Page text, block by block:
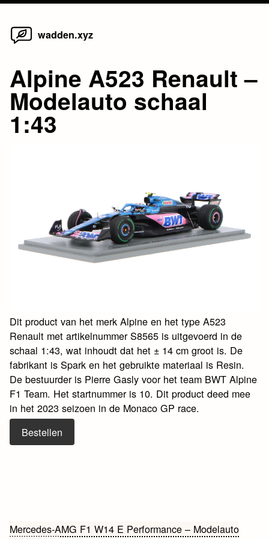
Skip
wadden.xyz
Alpine A523 Renault –
Modelauto schaal
1:43
Dit product van het merk Alpine en het type A523
Renault met artikelnummer S8565 is uitgevoerd in de
schaal 1:43, wat inhoudt dat het ± 14 cm groot is. De
fabrikant is Spark en het gebruikte materiaal is Resin.
De bestuurder is Pierre Gasly voor het team BWT Alpine
F1 Team. Het startnummer is 10. Dit product deed mee
in het 2023 seizoen in de Monaco GP race.
Bestellen
Bericht
Mercedes-AMG F1 W14 E Performance – Modelauto